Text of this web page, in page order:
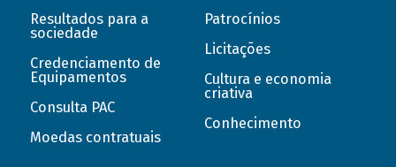
Resultados para a
sociedade
Credenciamento de
Equipamentos
Consulta PAC
Moedas contratuais
Patrocínios
Licitações
Cultura e economia
criativa
Conhecimento